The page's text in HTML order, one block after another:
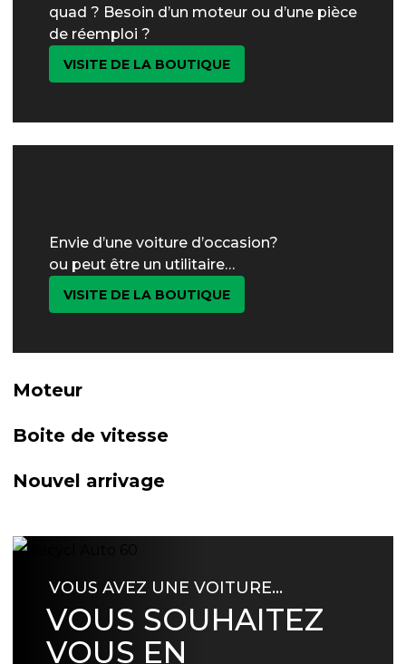
quad ? Besoin d’un moteur ou d’une pièce
de réemploi ?
VISITE DE LA BOUTIQUE
Envie d’une voiture d’occasion?
ou peut être un utilitaire…
VISITE DE LA BOUTIQUE
Moteur
Boite de vitesse
Nouvel arrivage
VOUS AVEZ UNE VOITURE…
VOUS SOUHAITEZ
VOUS EN